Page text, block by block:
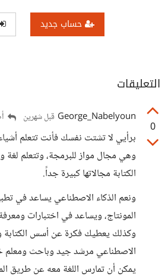
حساب جديد
التعليقات
0
George_Nabelyoun قبل شهرين
برأيي لا تشتت نفسك فأنت تتعلم
وهي مجال مواز للبرمجة، وتتعلم
الكتابة مجالاتها كبيرة جداً.
ونعم الذكاء الاصطناعي يساعد في
المونتاج، ويساعد في اختبارات
وكذلك يعطيك فكرة عن أسس الكتابة
الاصطناعي مرشد جيد وباحث
يمكن أن تمارس اللغة معه عن طريق